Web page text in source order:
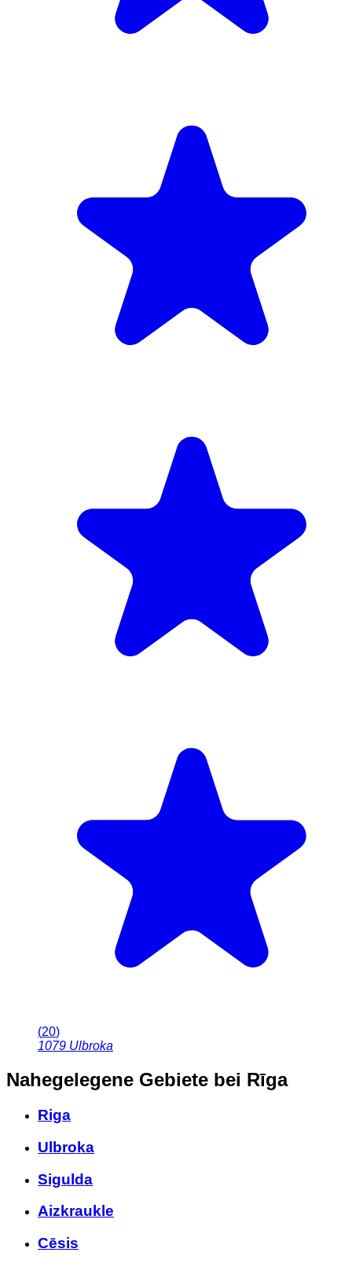
(20)
1079 Ulbroka
Nahegelegene Gebiete bei Rīga
Riga
Ulbroka
Sigulda
Aizkraukle
Cēsis